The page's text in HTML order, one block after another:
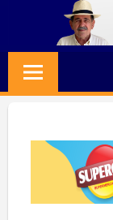
content
Jornalismo
Credibilidade